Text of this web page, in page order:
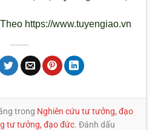
Theo https://www.tuyengiao.vn
trong Nghiên cứu tư tưởng, đạo
tư tưởng, đạo đức. Đánh dấu